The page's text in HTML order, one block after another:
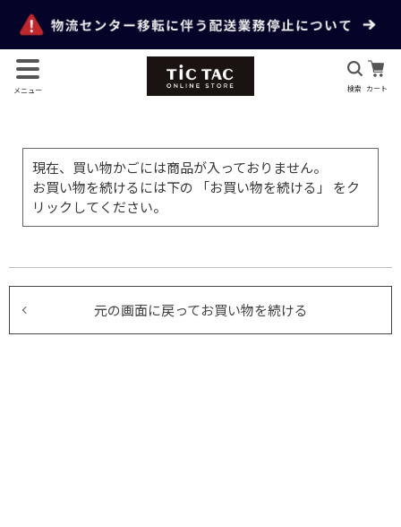
メニュー 検索 カート
現在、買い物かごには商品が入っておりません。
お買い物を続けるには下の 「お買い物を続ける」 をク
リックしてください。
元の画面に戻ってお買い物を続ける